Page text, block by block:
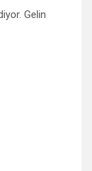
Gelin